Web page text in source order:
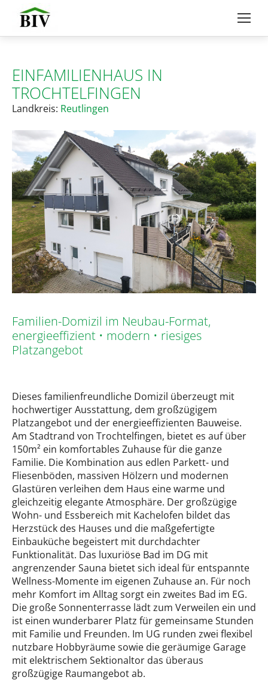
EINFAMILIENHAUS IN
TROCHTELFINGEN
Landkreis: Reutlingen
Familien-Domizil im Neubau-Format,
energieeffizient • modern • riesiges
Platzangebot
Dieses familienfreundliche Domizil überzeugt mit
hochwertiger Ausstattung, dem großzügigem
Platzangebot und der energieeffizienten Bauweise.
Am Stadtrand von Trochtelfingen, bietet es auf über
150m² ein komfortables Zuhause für die ganze
Familie. Die Kombination aus edlen Parkett- und
Fliesenböden, massiven Hölzern und modernen
Glastüren verleihen dem Haus eine warme und
gleichzeitig elegante Atmosphäre. Der großzügige
Wohn- und Essbereich mit Kachelofen bildet das
Herzstück des Hauses und die maßgefertigte
Einbauküche begeistert mit durchdachter
Funktionalität. Das luxuriöse Bad im DG mit
angrenzender Sauna bietet sich ideal für entspannte
Wellness-Momente im eigenen Zuhause an. Für noch
mehr Komfort im Alltag sorgt ein zweites Bad im EG.
Die große Sonnenterrasse lädt zum Verweilen ein und
ist einen wunderbarer Platz für gemeinsame Stunden
mit Familie und Freunden. Im UG runden zwei flexibel
nutzbare Hobbyräume sowie die geräumige Garage
mit elektrischem Sektionaltor das überaus
großzügige Raumangebot ab.